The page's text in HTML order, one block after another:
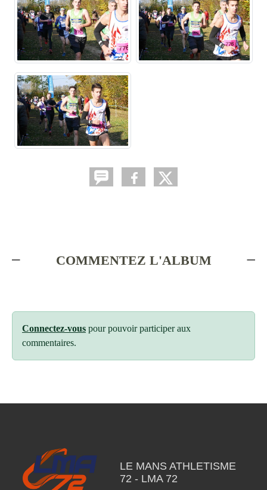
COMMENTEZ L'ALBUM
Connectez-vous pour pouvoir participer aux
commentaires.
LE MANS ATHLETISME
72 - LMA 72